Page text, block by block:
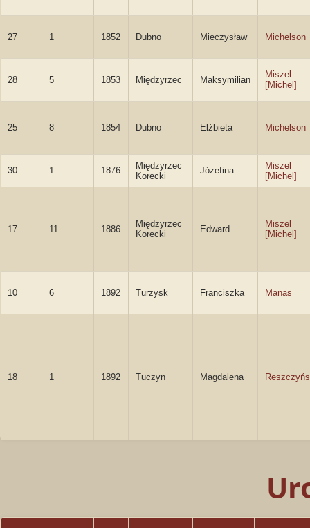
27 1 1852 Dubno Mieczysław Michelson
28 5 1853 Międzyrzec Maksymilian
Miszel
[Michel]
25 8 1854 Dubno Elżbieta Michelson
30 1 1876
Międzyrzec
Korecki
Józefina
Miszel
[Michel]
17 11 1886
Międzyrzec
Korecki
Edward
Miszel
[Michel]
10 6 1892 Turzysk Franciszka Manas
18 1 1892 Tuczyn Magdalena